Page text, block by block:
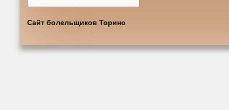
Сайт болельщиков Торино